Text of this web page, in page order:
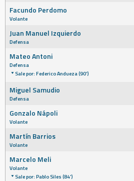
Facundo Perdomo
Volante
Juan Manuel Izquierdo
Defensa
Mateo Antoni
Defensa
Sale por: Federico Andueza (90')
Miguel Samudio
Defensa
Gonzalo Nápoli
Volante
Martín Barrios
Volante
Marcelo Meli
Volante
Sale por: Pablo Siles (84')